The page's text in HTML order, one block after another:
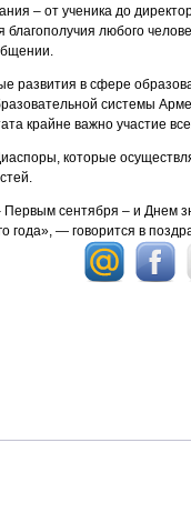
– от ученика до
любого
развития в сфере
системы
крайне важно участие
которые
Первым сентября – и Днем
года», — говорится в